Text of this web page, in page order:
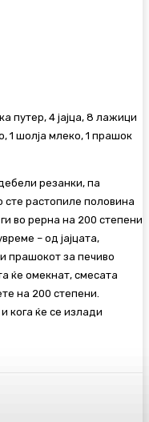
путер, 4 јајца, 8 лажици
1 шолја млеко, 1 прашок
резанки, па
сте растопиле половина
во рерна на 200 степени
– од јајцата,
прашокот за печиво
ќе омекнат, смесата
на 200 степени.
кога ќе се излади